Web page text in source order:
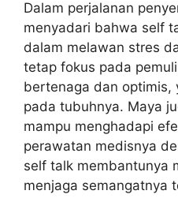
Dalam perjalanan
menyadari bahwa self
dalam melawan stres
tetap fokus pada
bertenaga dan optimis,
pada tubuhnya. Maya
mampu menghadapi
perawatan medisnya
self talk membantunya
menjaga semangatnya